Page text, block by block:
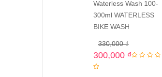
Waterless Wash 100-
300ml WATERLESS
BIKE WASH
330,000₫
300,000 ₫